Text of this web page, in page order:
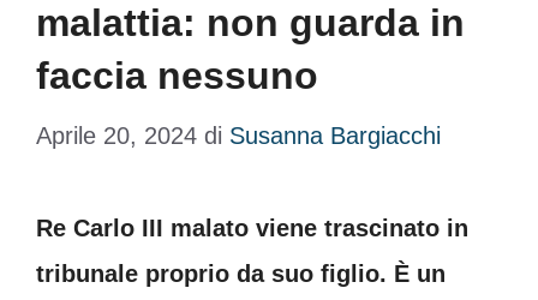
malattia: non guarda in
faccia nessuno
Aprile 20, 2024 di Susanna Bargiacchi
Re Carlo III malato viene trascinato in
tribunale proprio da suo figlio. È un